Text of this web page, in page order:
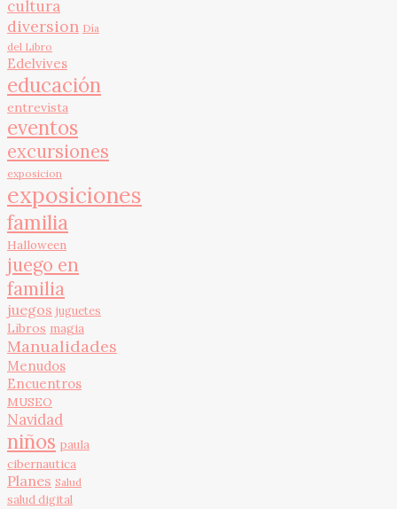
cultura
diversion Día
del Libro
Edelvives
educación
entrevista
eventos
excursiones
exposicion
exposiciones
familia
Halloween
juego en
familia
juegos juguetes
Libros magia
Manualidades
Menudos
Encuentros
MUSEO
Navidad
niños paula
cibernautica
Planes Salud
salud digital